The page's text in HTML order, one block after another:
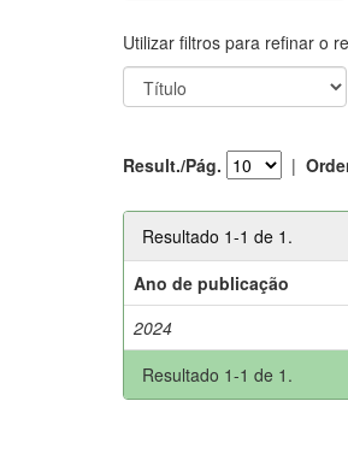
Utilizar filtros para refinar o
Result./Pág. |
Resultado 1-1 de 1.
Ano de publicação
2024
Resultado 1-1 de 1.